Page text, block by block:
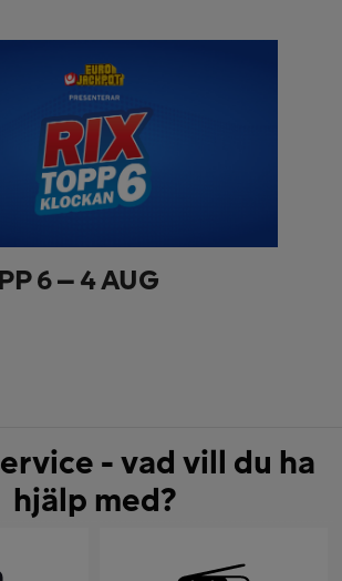
6 – 4 AUG
- vad vill du ha
hjälp med?